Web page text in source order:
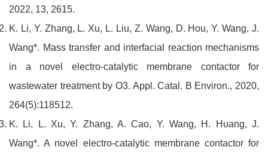
2022, 13, 2615.
K. Li, Y. Zhang, L. Xu, L. Liu, Z. Wang, D. Hou, Y. Wang, J.
Wang*. Mass transfer and interfacial reaction mechanisms
in a novel electro-catalytic membrane contactor for
wastewater treatment by O3. Appl. Catal. B Environ., 2020,
264(5):118512.
K. Li, L. Xu, Y. Zhang, A. Cao, Y. Wang, H. Huang, J.
Wang*. A novel electro-catalytic membrane contactor for